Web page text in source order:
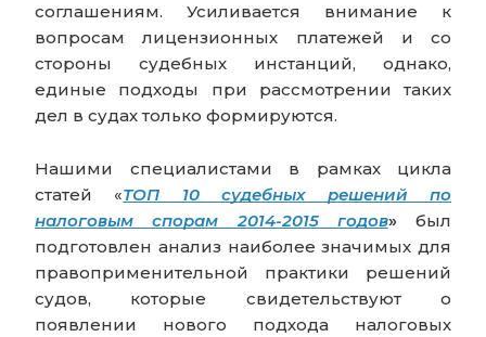
соглашениям. Усиливается внимание к
вопросам лицензионных платежей и со
стороны судебных инстанций, однако,
единые подходы при рассмотрении таких
дел в судах только формируются.
Нашими специалистами в рамках цикла
статей «ТОП 10 судебных решений по
налоговым спорам 2014-2015 годов» был
подготовлен анализ наиболее значимых для
правоприменительной практики решений
судов, которые свидетельствуют о
появлении нового подхода налоговых